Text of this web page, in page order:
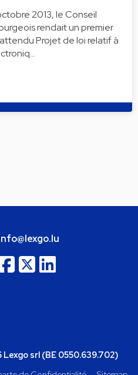
2013, le Conseil
rendait un premier
Projet de loi relatif à
srl (BE 0550.639.702)